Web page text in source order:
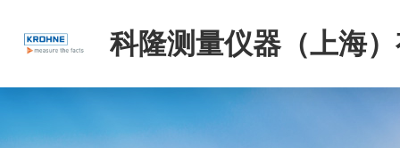
科隆测量仪器（上海
司